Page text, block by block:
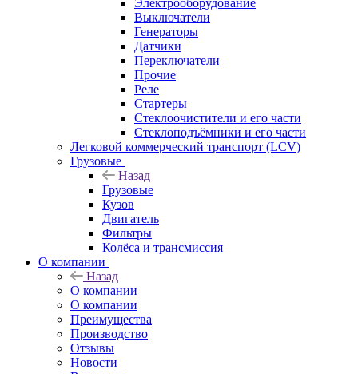
Электрооборудование
Выключатели
Генераторы
Датчики
Переключатели
Прочие
Реле
Стартеры
Стеклоочистители и его части
Стеклоподъёмники и его части
Легковой коммерческий транспорт (LCV)
Грузовые
Назад
Грузовые
Кузов
Двигатель
Фильтры
Колёса и трансмиссия
О компании
Назад
О компании
О компании
Преимущества
Производство
Отзывы
Новости